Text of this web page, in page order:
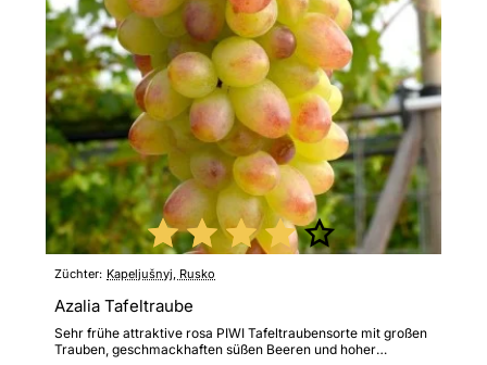
Züchter: Kapeljušnyj, Rusko
Azalia Tafeltraube
Sehr frühe attraktive rosa PIWI Tafeltraubensorte mit großen
Trauben, geschmackhaften süßen Beeren und hoher